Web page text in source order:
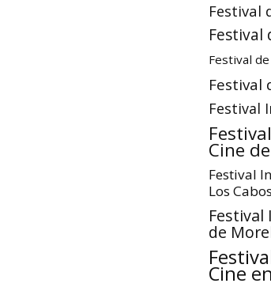
Festival
Festival
Festival
Festival
Festival
Cine
Festival
Los Cabos
de
Cine